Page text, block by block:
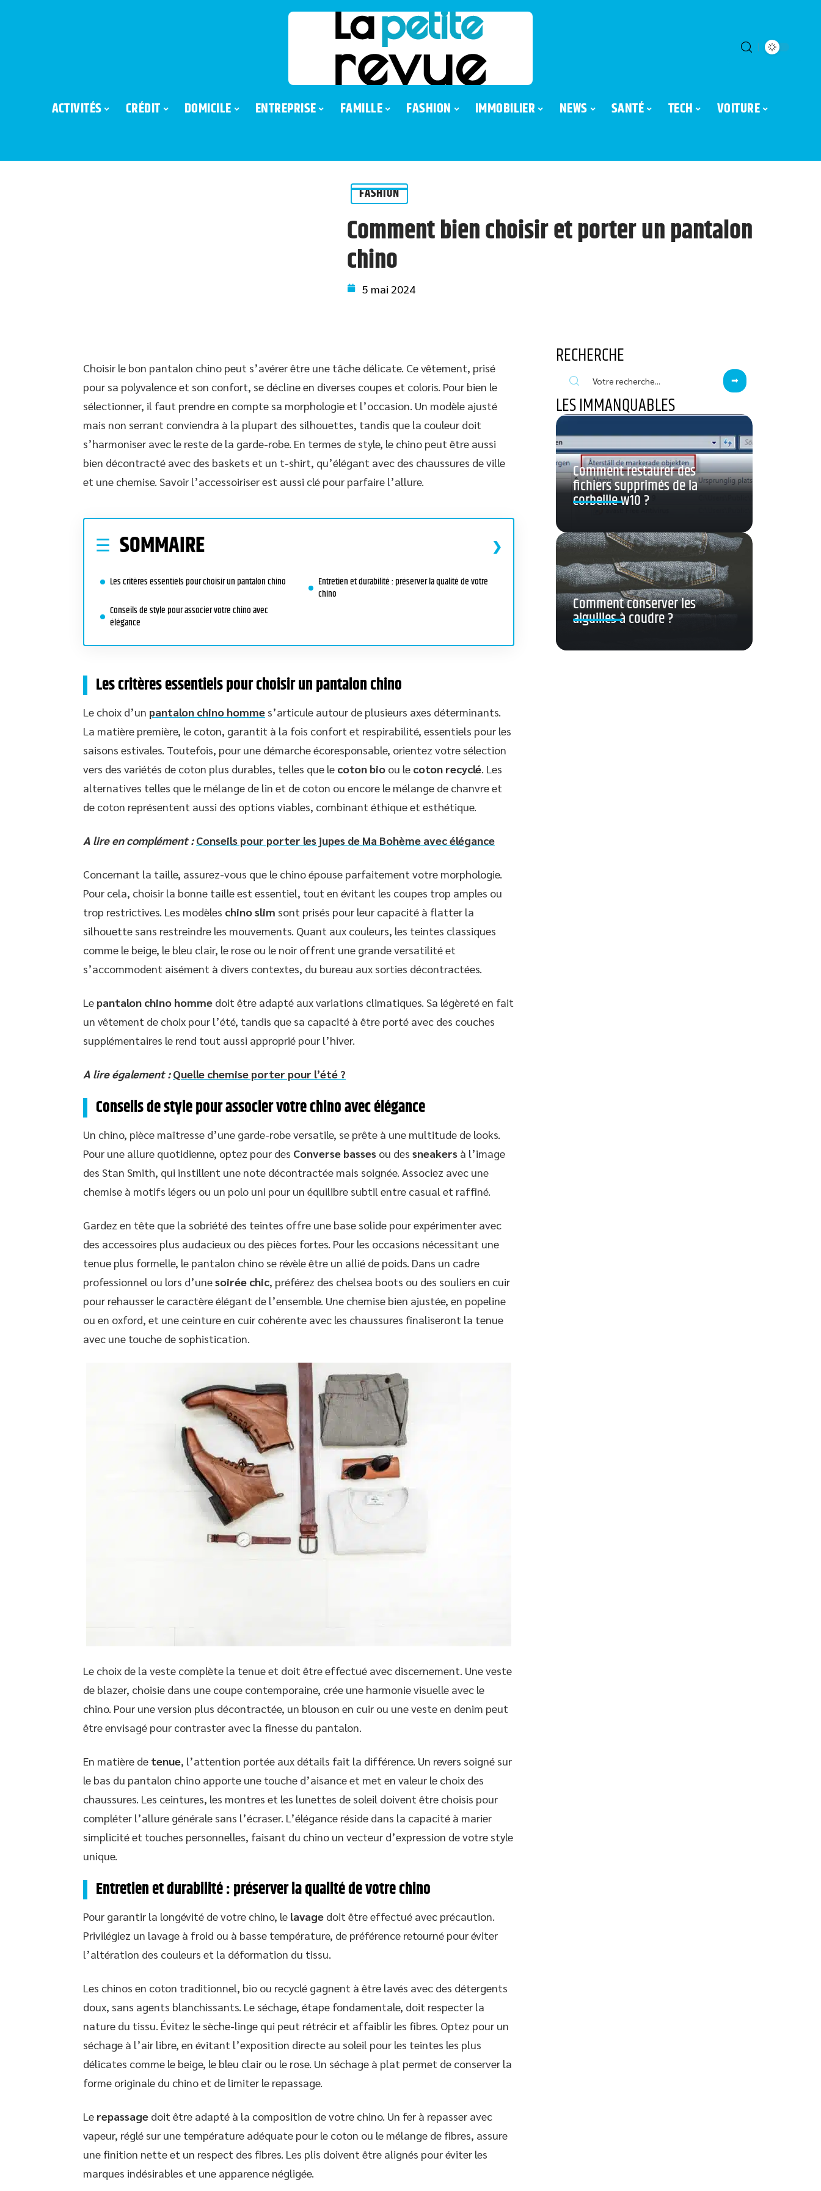
ACTIVITÉS CRÉDIT DOMICILE ENTREPRISE FAMILLE FASHION IMMOBILIER NEWS SANTÉ TECH VOITURE
FASHION
Comment bien choisir et porter un pantalon
chino
5 mai 2024
Choisir le bon pantalon chino peut s’avérer être une tâche délicate. Ce vêtement, prisé
pour sa polyvalence et son confort, se décline en diverses coupes et coloris. Pour bien le
sélectionner, il faut prendre en compte sa morphologie et l’occasion. Un modèle ajusté
mais non serrant conviendra à la plupart des silhouettes, tandis que la couleur doit
s’harmoniser avec le reste de la garde-robe. En termes de style, le chino peut être aussi
bien décontracté avec des baskets et un t-shirt, qu’élégant avec des chaussures de ville
et une chemise. Savoir l’accessoiriser est aussi clé pour parfaire l’allure.
SOMMAIRE
Les critères essentiels pour choisir un pantalon chino
Conseils de style pour associer votre chino avec
élégance
Entretien et durabilité : préserver la qualité de votre
chino
Les critères essentiels pour choisir un pantalon chino
Le choix d’un pantalon chino homme s’articule autour de plusieurs axes déterminants.
La matière première, le coton, garantit à la fois confort et respirabilité, essentiels pour les
saisons estivales. Toutefois, pour une démarche écoresponsable, orientez votre sélection
vers des variétés de coton plus durables, telles que le coton bio ou le coton recyclé. Les
alternatives telles que le mélange de lin et de coton ou encore le mélange de chanvre et
de coton représentent aussi des options viables, combinant éthique et esthétique.
A lire en complément : Conseils pour porter les jupes de Ma Bohème avec élégance
Concernant la taille, assurez-vous que le chino épouse parfaitement votre morphologie.
Pour cela, choisir la bonne taille est essentiel, tout en évitant les coupes trop amples ou
trop restrictives. Les modèles chino slim sont prisés pour leur capacité à flatter la
silhouette sans restreindre les mouvements. Quant aux couleurs, les teintes classiques
comme le beige, le bleu clair, le rose ou le noir offrent une grande versatilité et
s’accommodent aisément à divers contextes, du bureau aux sorties décontractées.
Le pantalon chino homme doit être adapté aux variations climatiques. Sa légèreté en fait
un vêtement de choix pour l’été, tandis que sa capacité à être porté avec des couches
supplémentaires le rend tout aussi approprié pour l’hiver.
A lire également : Quelle chemise porter pour l’été ?
Conseils de style pour associer votre chino avec élégance
Un chino, pièce maîtresse d’une garde-robe versatile, se prête à une multitude de looks.
Pour une allure quotidienne, optez pour des Converse basses ou des sneakers à l’image
des Stan Smith, qui instillent une note décontractée mais soignée. Associez avec une
chemise à motifs légers ou un polo uni pour un équilibre subtil entre casual et raffiné.
Gardez en tête que la sobriété des teintes offre une base solide pour expérimenter avec
des accessoires plus audacieux ou des pièces fortes. Pour les occasions nécessitant une
tenue plus formelle, le pantalon chino se révèle être un allié de poids. Dans un cadre
professionnel ou lors d’unesoirée chic, préférez des chelsea boots ou des souliers en cuir
pour rehausser le caractère élégant de l’ensemble. Une chemise bien ajustée, en popeline
ou en oxford, et une ceinture en cuir cohérente avec les chaussures finaliseront la tenue
avec une touche de sophistication.
Le choix de la veste complète la tenue et doit être effectué avec discernement. Une veste
de blazer, choisie dans une coupe contemporaine, crée une harmonie visuelle avec le
chino. Pour une version plus décontractée, un blouson en cuir ou une veste en denim peut
être envisagé pour contraster avec la finesse du pantalon.
En matière de tenue, l’attention portée aux détails fait la différence. Un revers soigné sur
le bas du pantalon chino apporte une touche d’aisance et met en valeur le choix des
chaussures. Les ceintures, les montres et les lunettes de soleil doivent être choisis pour
compléter l’allure générale sans l’écraser. L’élégance réside dans la capacité à marier
simplicité et touches personnelles, faisant du chino un vecteur d’expression de votre style
unique.
Entretien et durabilité : préserver la qualité de votre chino
Pour garantir la longévité de votre chino, le lavage doit être effectué avec précaution.
Privilégiez un lavage à froid ou à basse température, de préférence retourné pour éviter
l’altération des couleurs et la déformation du tissu.
Les chinos en coton traditionnel, bio ou recyclé gagnent à être lavés avec des détergents
doux, sans agents blanchissants. Le séchage, étape fondamentale, doit respecter la
nature du tissu. Évitez le sèche-linge qui peut rétrécir et affaiblir les fibres. Optez pour un
séchage à l’air libre, en évitant l’exposition directe au soleil pour les teintes les plus
délicates comme le beige, le bleu clair ou le rose. Un séchage à plat permet de conserver la
forme originale du chino et de limiter le repassage.
Le repassage doit être adapté à la composition de votre chino. Un fer à repasser avec
vapeur, réglé sur une température adéquate pour le coton ou le mélange de fibres, assure
une finition nette et un respect des fibres. Les plis doivent être alignés pour éviter les
marques indésirables et une apparence négligée.
RECHERCHE
LES IMMANQUABLES
Comment restaurer des
fichiers supprimés de la
corbeille w10 ?
Comment conserver les
aiguilles à coudre ?